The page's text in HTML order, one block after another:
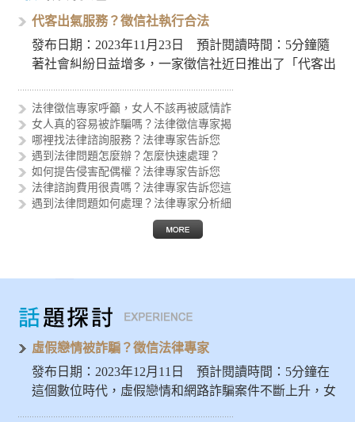
代客出氣服務？徵信社執行合法
發布日期：2023年11月23日 預計閱讀時間：5分鐘隨
著社會糾紛日益增多，一家徵信社近日推出了「代客出
法律徵信專家呼籲，女人不該再被感情詐
女人真的容易被詐騙嗎？法律徵信專家揭
哪裡找法律諮詢服務？法律專家告訴您
遇到法律問題怎麼辦？怎麼快速處理？
如何提告侵害配偶權？法律專家告訴您
法律諮詢費用很貴嗎？法律專家告訴您這
遇到法律問題如何處理？法律專家分析細
律師助您解決疑難雜症，品質保證的法律
如何進行筆跡鑑定？法律專家告訴您執行
虛假戀情被詐騙？徵信法律專家
發布日期：2023年12月11日 預計閱讀時間：5分鐘在
這個數位時代，虛假戀情和網路詐騙案件不斷上升，女